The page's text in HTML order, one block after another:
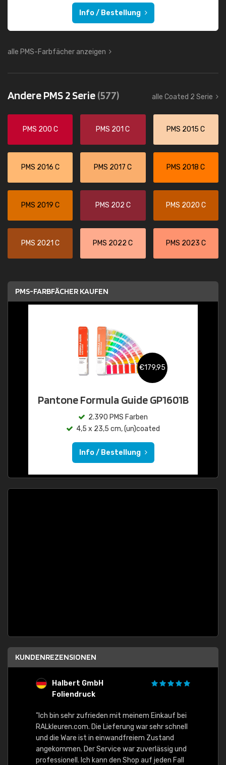
Info / Bestellung
alle PMS-Farbfächer anzeigen
Andere PMS 2 Serie(577) alle Coated 2 Serie
PMS 200 C PMS 201 C PMS 2015 C
PMS 2016 C PMS 2017 C PMS 2018 C
PMS 2019 C PMS 202 C PMS 2020 C
PMS 2021 C PMS 2022 C PMS 2023 C
PMS-FARBFÄCHER KAUFEN
€179,95
Pantone Formula Guide GP1601B
2.390 PMS Farben
4,5 x 23,5 cm, (un)coated
Info / Bestellung
KUNDENREZENSIONEN
Halbert GmbH
Foliendruck
"Ich bin sehr zufrieden mit meinem Einkauf bei
RALkleuren.com. Die Lieferung war sehr schnell
und die Ware ist in einwandfreiem Zustand
angekommen. Der Service war zuverlässig und
professionell. Ich kann den Shop auf jeden Fall